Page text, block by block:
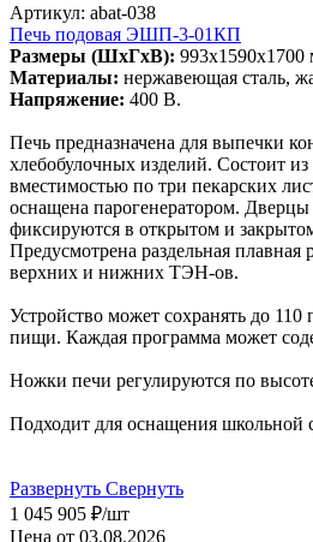
Артикул: abat-038
Печь подовая ЭШП-3-01КП
Размеры (ШхГхВ): 993х1590х1700
Материалы: нержавеющая сталь,
Напряжение: 400 В.
Печь предназначена для выпечки
хлебобулочных изделий. Состоит
вместимостью по три пекарских
оснащена парогенератором.
фиксируются в открытом и
Предусмотрена раздельная плавная
верхних и нижних ТЭН-ов.
Устройство может сохранять до
пищи. Каждая программа может
Ножки печи регулируются по
Подходит для оснащения школьной
Развернуть Свернуть
1 045 905 ₽/шт
Цена от 03.08.2026